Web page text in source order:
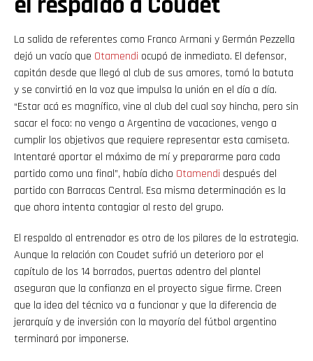
La salida de referentes como Franco Armani y Germán Pezzella
dejó un vacío que Otamendi ocupó de inmediato. El defensor,
capitán desde que llegó al club de sus amores, tomó la batuta
y se convirtió en la voz que impulsa la unión en el día a día.
“Estar acá es magnífico, vine al club del cual soy hincha, pero sin
sacar el foco: no vengo a Argentina de vacaciones, vengo a
cumplir los objetivos que requiere representar esta camiseta.
Intentaré aportar el máximo de mí y prepararme para cada
partido como una final”, había dicho Otamendi después del
partido con Barracas Central. Esa misma determinación es la
que ahora intenta contagiar al resto del grupo.
El respaldo al entrenador es otro de los pilares de la estrategia.
Aunque la relación con Coudet sufrió un deterioro por el
capítulo de los 14 borrados, puertas adentro del plantel
aseguran que la confianza en el proyecto sigue firme. Creen
que la idea del técnico va a funcionar y que la diferencia de
jerarquía y de inversión con la mayoría del fútbol argentino
terminará por imponerse.